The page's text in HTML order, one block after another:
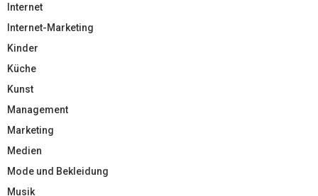
Internet
Internet-Marketing
Kinder
Küche
Kunst
Management
Marketing
Medien
Mode und Bekleidung
Musik